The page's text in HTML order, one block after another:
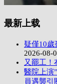
最新上载
疑僅10歲
2026-08-
又罷工！
醫院上演
員遇襲引